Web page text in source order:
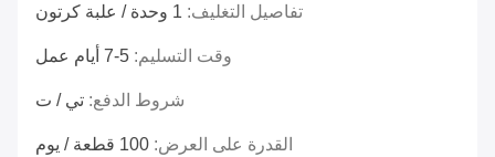
تفاصيل التغليف: 1 وحدة / علبة كرتون
وقت التسليم: 5-7 أيام عمل
شروط الدفع: تي / ت
القدرة على العرض: 100 قطعة / يوم